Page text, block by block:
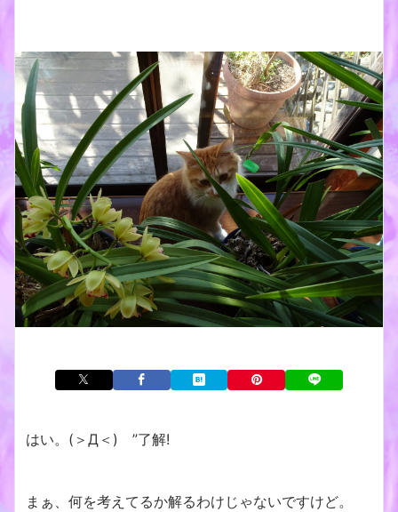
はい。(＞Д＜)ゝ”了解!
まぁ、何を考えてるか解るわけじゃないですけど。